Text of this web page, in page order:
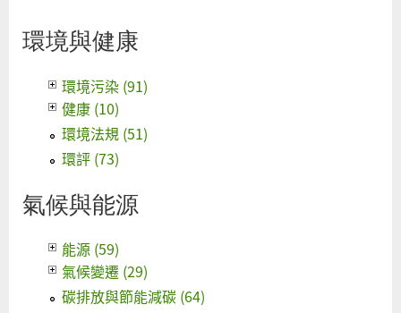
環境與健康
環境污染 (91)
健康 (10)
環境法規 (51)
環評 (73)
氣候與能源
能源 (59)
氣候變遷 (29)
碳排放與節能減碳 (64)